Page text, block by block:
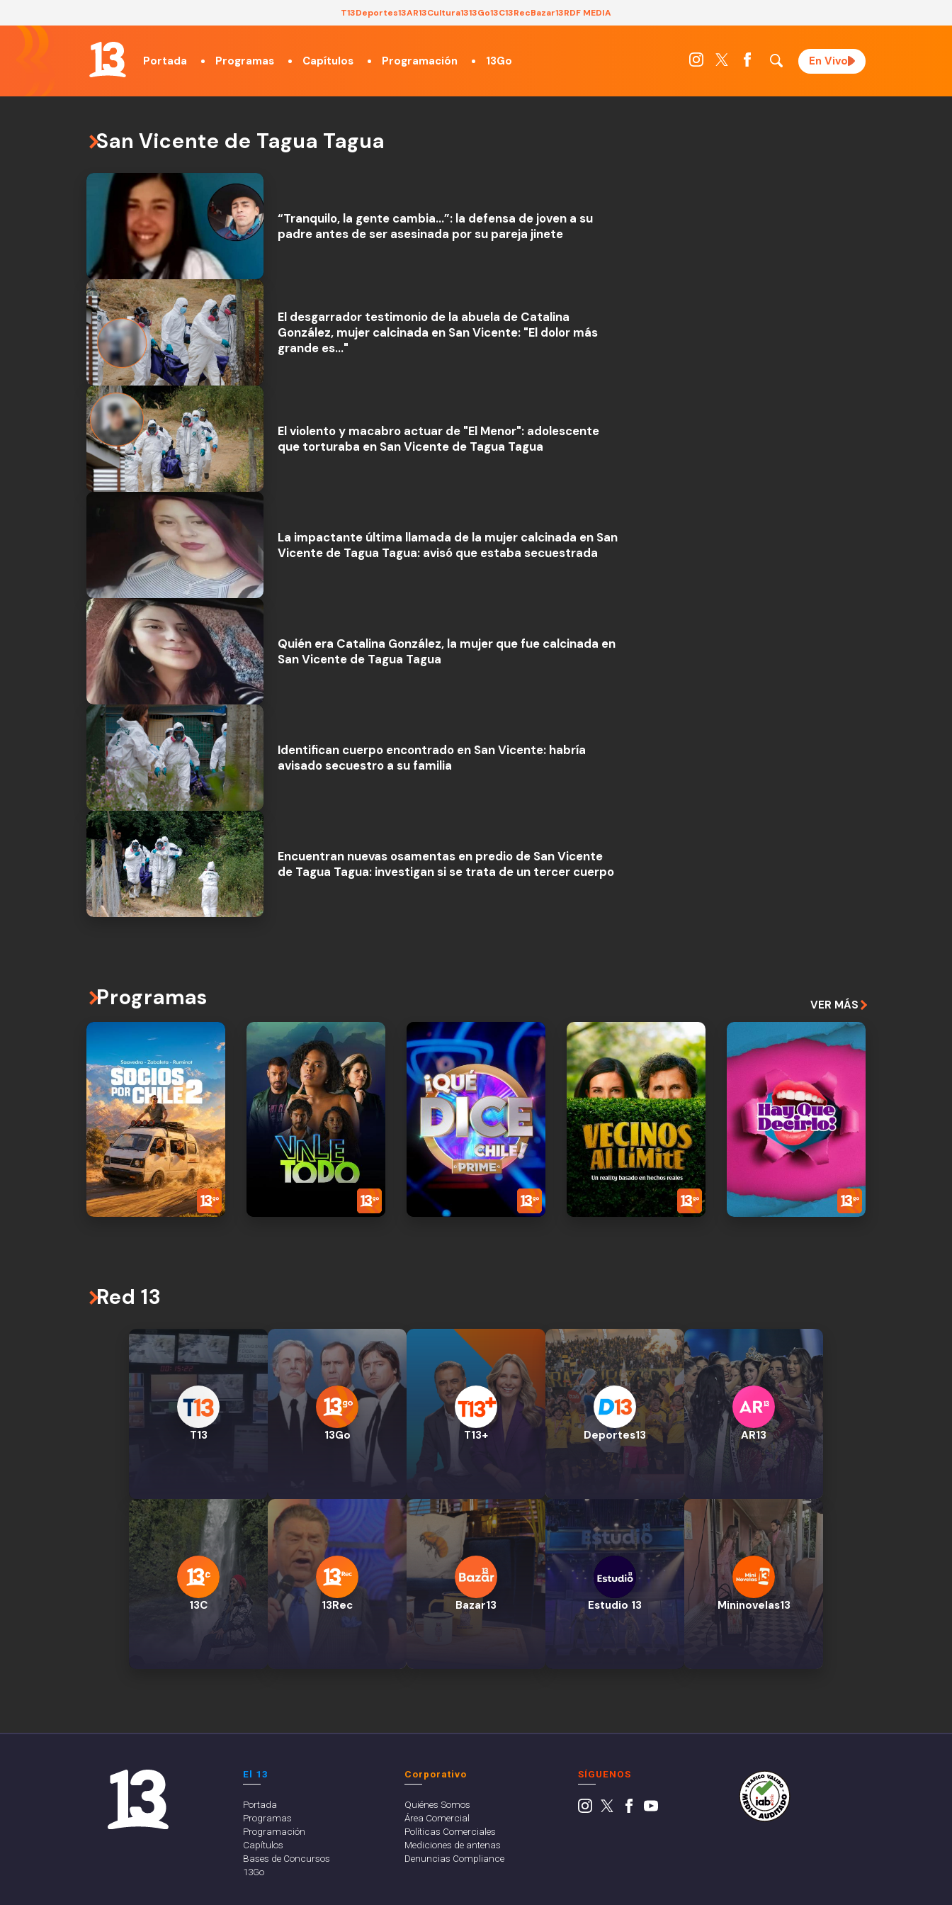
T13Deportes13AR13Cultura1313Go13C13RecBazar13RDF MEDIA
Portada Programas Capítulos Programación 13Go En Vivo
San Vicente de Tagua Tagua
“Tranquilo, la gente cambia…”: la defensa de joven a su
padre antes de ser asesinada por su pareja jinete
El desgarrador testimonio de la abuela de Catalina
González, mujer calcinada en San Vicente: "El dolor más
grande es..."
El violento y macabro actuar de "El Menor": adolescente
que torturaba en San Vicente de Tagua Tagua
La impactante última llamada de la mujer calcinada en San
Vicente de Tagua Tagua: avisó que estaba secuestrada
Quién era Catalina González, la mujer que fue calcinada en
San Vicente de Tagua Tagua
Identifican cuerpo encontrado en San Vicente: habría
avisado secuestro a su familia
Encuentran nuevas osamentas en predio de San Vicente
de Tagua Tagua: investigan si se trata de un tercer cuerpo
Programas VER MÁS
Red 13
T13 13Go T13+ Deportes13 AR13
13C 13Rec Bazar13 Estudio 13 Mininovelas13
El 13
Portada
Programas
Programación
Capítulos
Bases de Concursos
13Go
Corporativo
Quiénes Somos
Área Comercial
Políticas Comerciales
Mediciones de antenas
Denuncias Compliance
SÍGUENOS